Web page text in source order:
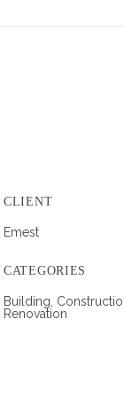
CLIENT
Emest
CATEGORIES
Building,
Renovation